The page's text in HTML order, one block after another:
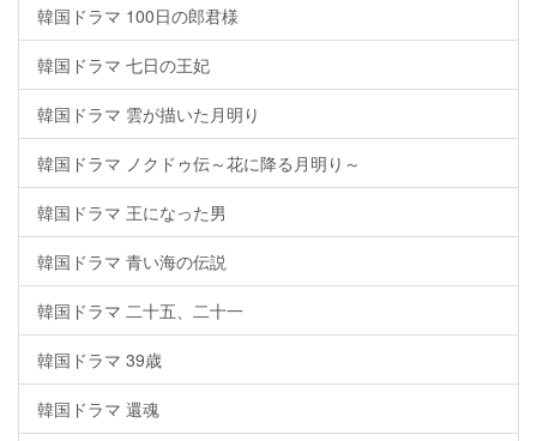
韓国ドラマ 100日の郎君様
韓国ドラマ 七日の王妃
韓国ドラマ 雲が描いた月明り
韓国ドラマ ノクドゥ伝～花に降る月明り～
韓国ドラマ 王になった男
韓国ドラマ 青い海の伝説
韓国ドラマ 二十五、二十一
韓国ドラマ 39歳
韓国ドラマ 還魂